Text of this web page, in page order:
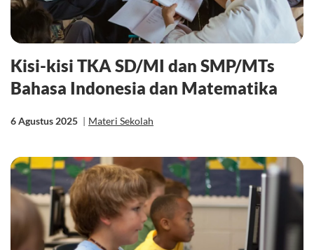
Kisi-kisi TKA SD/MI dan SMP/MTs
Bahasa Indonesia dan Matematika
6 Agustus 2025 | Materi Sekolah